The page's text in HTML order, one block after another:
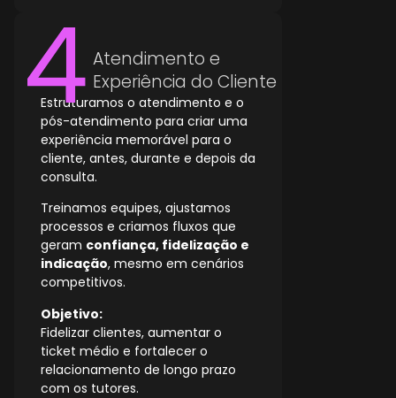
Atendimento e
Experiência do Cliente
Estruturamos o atendimento e o
pós-atendimento para criar uma
experiência memorável para o
cliente, antes, durante e depois da
consulta.
Treinamos equipes, ajustamos
processos e criamos fluxos que
geram confiança, fidelização e
indicação, mesmo em cenários
competitivos.
Objetivo:
Fidelizar clientes, aumentar o
ticket médio e fortalecer o
relacionamento de longo prazo
com os tutores.